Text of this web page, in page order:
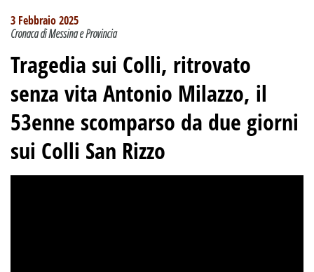
3 Febbraio 2025
Cronaca di Messina e Provincia
Tragedia sui Colli, ritrovato
senza vita Antonio Milazzo, il
53enne scomparso da due giorni
sui Colli San Rizzo